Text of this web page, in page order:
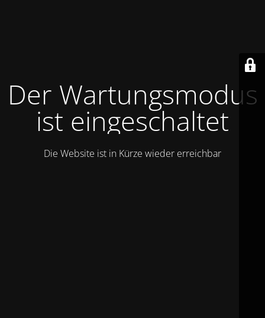
Der Wartungsmodus
ist eingeschaltet
Die Website ist in Kürze wieder erreichbar